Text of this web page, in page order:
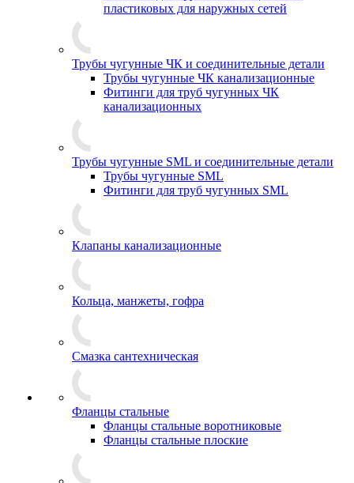
пластиковых для наружных сетей
Трубы чугунные ЧК и соединительные детали
Трубы чугунные ЧК канализационные
Фитинги для труб чугунных ЧК
канализационных
Трубы чугунные SML и соединительные детали
Трубы чугунные SML
Фитинги для труб чугунных SML
Клапаны канализационные
Кольца, манжеты, гофра
Смазка сантехническая
Фланцы стальные
Фланцы стальные воротниковые
Фланцы стальные плоские